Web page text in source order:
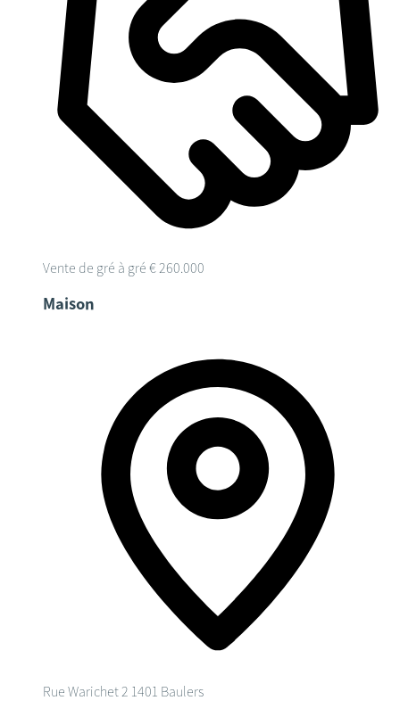
Vente de gré à gré € 260.000
Maison
Rue Warichet 2 1401 Baulers